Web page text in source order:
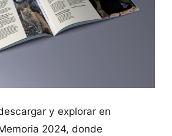
y explorar en
2024, donde